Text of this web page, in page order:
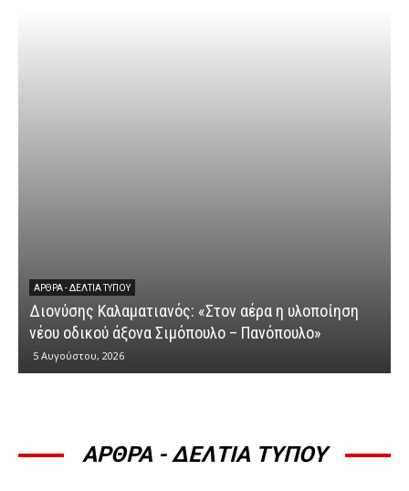
ΆΡΘΡΑ - ΔΕΛΤΊΑ ΤΎΠΟΥ
Διονύσης Καλαματιανός: «Στον αέρα η υλοποίηση
νέου οδικού άξονα Σιμόπουλο – Πανόπουλο»
5 Αυγούστου, 2026
ΑΡΘΡΑ - ΔΕΛΤΙΑ ΤΥΠΟΥ
ΆΡΘΡΑ - ΔΕΛΤΊΑ ΤΎΠΟΥ